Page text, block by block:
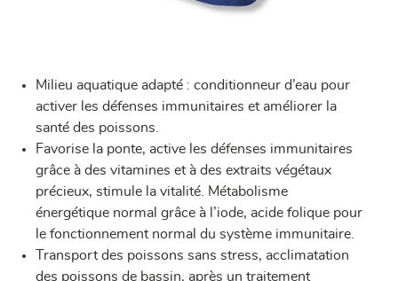
Milieu aquatique adapté : conditionneur d’eau pour
activer les défenses immunitaires et améliorer la
santé des poissons.
Favorise la ponte, active les défenses immunitaires
grâce à des vitamines et à des extraits végétaux
précieux, stimule la vitalité. Métabolisme
énergétique normal grâce à l’iode, acide folique pour
le fonctionnement normal du système immunitaire.
Transport des poissons sans stress, acclimatation
des poissons de bassin, après un traitement